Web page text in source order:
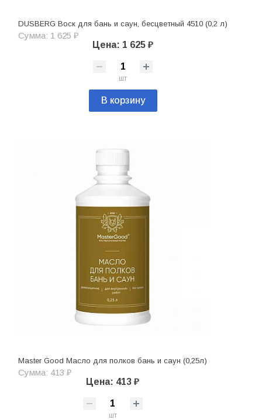
DUSBERG Воск для бань и саун, бесцветный 4510 (0,2 л)
Сумма: 1 625 ₽
Цена: 1 625 ₽
шт
В корзину
Master Good Масло для полков бань и саун (0,25л)
Сумма: 413 ₽
Цена: 413 ₽
шт